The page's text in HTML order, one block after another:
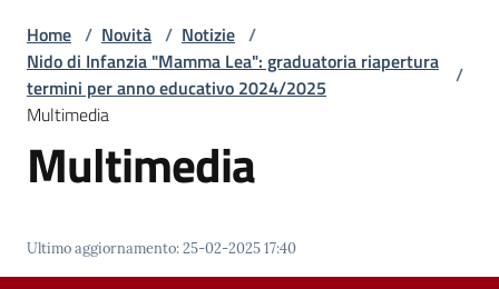
Guelfo
di
Bologna
Amministrazione
Novità
Menu selezionato
Home / Novità / Notizie /
Nido di Infanzia "Mamma Lea": graduatoria riapertura
termini per anno educativo 2024/2025
/
Multimedia
Multimedia
Ultimo aggiornamento:25-02-2025 17:40